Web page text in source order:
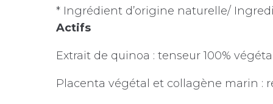
* Ingrédient d’origine naturelle/
Actifs
Extrait de quinoa : tenseur 100%
Placenta végétal et collagène marin :